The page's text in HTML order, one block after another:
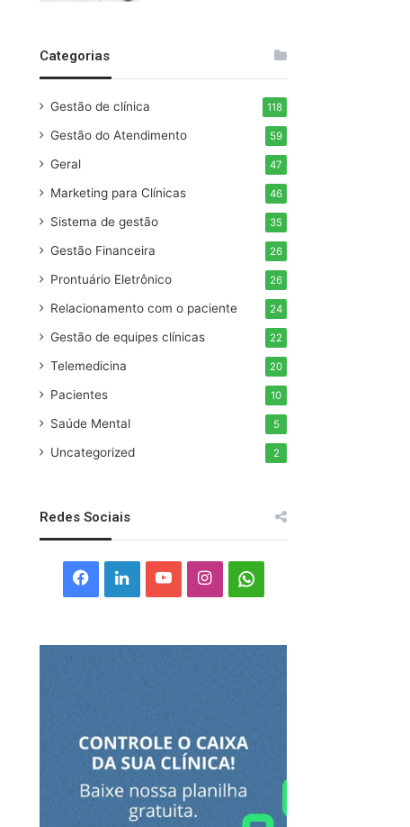
Categorias
Gestão de clínica 118
Gestão do Atendimento 59
Geral 47
Marketing para Clínicas 46
Sistema de gestão 35
Gestão Financeira 26
Prontuário Eletrônico 26
Relacionamento com o paciente 24
Gestão de equipes clínicas 22
Telemedicina 20
Pacientes 10
Saúde Mental 5
Uncategorized 2
Redes Sociais
Facebook
LinkedinYouTubeInstagram